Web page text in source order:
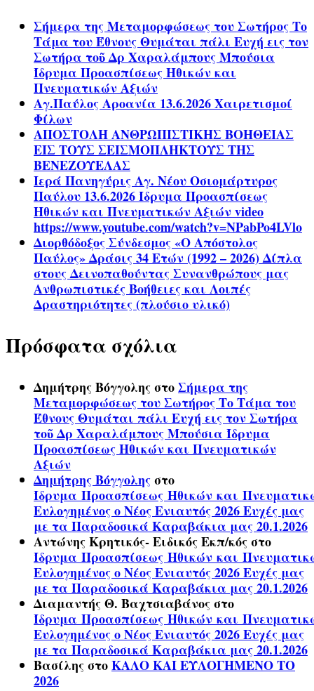
Σήμερα της Μεταμορφώσεως του Σωτήρος Το
Τάμα του Έθνους Θυμάται πάλι Ευχή εις τον
Σωτήρα τοῦ Δρ Χαραλάμπους Μπούσια
Ίδρυμα Προασπίσεως Ηθικών και
Πνευματικών Αξιών
Αγ.Παύλος Αροανία 13.6.2026 Χαιρετισμοί
Φίλων
ΑΠΟΣΤΟΛΗ ΑΝΘΡΩΠΙΣΤΙΚΗΣ ΒΟΗΘΕΙΑΣ
ΕΙΣ ΤΟΥΣ ΣΕΙΣΜΟΠΛΗΚΤΟΥΣ ΤΗΣ
ΒΕΝΕΖΟΥΕΛΑΣ
Ιερά Πανηγύρις Αγ. Νέου Οσιομάρτυρος
Παύλου 13.6.2026 Ίδρυμα Προασπίσεως
Ηθικών και Πνευματικών Αξιών video
https://www.youtube.com/watch?v=NPabPo4LVlo
Διορθόδοξος Σύνδεσμος «Ο Απόστολος
Παύλος» Δράσις 34 Ετών (1992 – 2026) Δίπλα
στους Δεινοπαθούντας Συνανθρώπους μας
Ανθρωπιστικές Βοήθειες και Λοιπές
Δραστηριότητες (πλούσιο υλικό)
Πρόσφατα σχόλια
Δημήτρης ΒόγγοληςστοΣήμερα της
Μεταμορφώσεως του Σωτήρος Το Τάμα του
Έθνους Θυμάται πάλι Ευχή εις τον Σωτήρα
τοῦ Δρ Χαραλάμπους Μπούσια Ίδρυμα
Προασπίσεως Ηθικών και Πνευματικών
Αξιών
Δημήτρης Βόγγοληςστο
Ίδρυμα Προασπίσεως Ηθικών και
Ευλογημένος ο Νέος Ενιαυτός 2026 Ευχές μας
με τα Παραδοσικά Καραβάκια μας 20.1.2026
Αντώνης Κρητικός- Ειδικός Εκπ/κόςστο
Ίδρυμα Προασπίσεως Ηθικών και
Ευλογημένος ο Νέος Ενιαυτός 2026 Ευχές μας
με τα Παραδοσικά Καραβάκια μας 20.1.2026
Διαμαντής Θ. Βαχτσιαβάνοςστο
Ίδρυμα Προασπίσεως Ηθικών και
Ευλογημένος ο Νέος Ενιαυτός 2026 Ευχές μας
με τα Παραδοσικά Καραβάκια μας 20.1.2026
ΒασίληςστοΚΑΛΟ ΚΑΙ ΕΥΛΟΓΗΜΕΝΟ ΤΟ
2026